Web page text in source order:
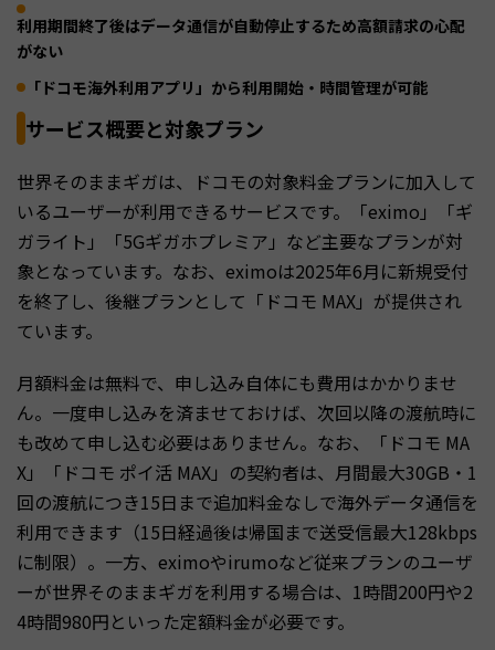
利用期間終了後はデータ通信が自動停止するため高額請求の心配
がない
「ドコモ海外利用アプリ」から利用開始・時間管理が可能
サービス概要と対象プラン
世界そのままギガは、ドコモの対象料金プランに加入して
いるユーザーが利用できるサービスです。「eximo」「ギ
ガライト」「5Gギガホプレミア」など主要なプランが対
象となっています。なお、eximoは2025年6月に新規受付
を終了し、後継プランとして「ドコモ MAX」が提供され
ています。
月額料金は無料で、申し込み自体にも費用はかかりませ
ん。一度申し込みを済ませておけば、次回以降の渡航時に
も改めて申し込む必要はありません。なお、「ドコモ MA
X」「ドコモ ポイ活 MAX」の契約者は、月間最大30GB・1
回の渡航につき15日まで追加料金なしで海外データ通信を
利用できます（15日経過後は帰国まで送受信最大128kbps
に制限）。一方、eximoやirumoなど従来プランのユーザ
ーが世界そのままギガを利用する場合は、1時間200円や2
4時間980円といった定額料金が必要です。